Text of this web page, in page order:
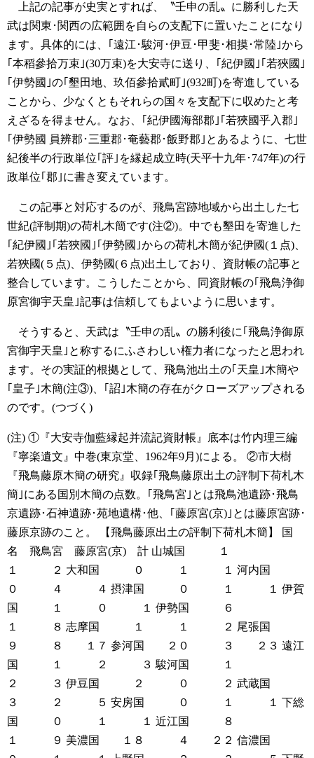
上記の記事が史実とすれば、〝壬申の乱〟に勝利した天
武は関東･関西の広範囲を自らの支配下に置いたことになり
ます。具体的には、｢遠江･駿河･伊豆･甲斐･相摸･常陸｣から
｢本稻參拾万束｣(30万束)を大安寺に送り、｢紀伊國｣｢若狹國｣
｢伊勢國｣の｢墾田地、玖佰參拾貳町｣(932町)を寄進している
ことから、少なくともそれらの国々を支配下に収めたと考
えざるを得ません。なお、｢紀伊國海部郡｣｢若狹國乎入郡｣
｢伊勢國 員辨郡･三重郡･奄藝郡･飯野郡｣とあるように、七世
紀後半の行政単位｢評｣を縁起成立時(天平十九年･747年)の行
政単位｢郡｣に書き変えています。
この記事と対応するのが、飛鳥宮跡地域から出土した七
世紀(評制期)の荷札木簡です(注②)。中でも墾田を寄進した
｢紀伊國｣｢若狹國｣｢伊勢國｣からの荷札木簡が紀伊國(１点)、
若狹國(５点)、伊勢國(６点)出土しており、資財帳の記事と
整合しています。こうしたことから、同資財帳の｢飛鳥浄御
原宮御宇天皇｣記事は信頼してもよいように思います。
そうすると、天武は〝壬申の乱〟の勝利後に｢飛鳥浄御原
宮御宇天皇｣と称するにふさわしい権力者になったと思われ
ます。その実証的根拠として、飛鳥池出土の｢天皇｣木簡や
｢皇子｣木簡(注③)、｢詔｣木簡の存在がクローズアップされる
のです。(つづく)
(注) ①『大安寺伽藍縁起并流記資財帳』底本は竹内理三編
『寧楽遺文』中巻(東京堂、1962年9月)による。
②市大樹
『飛鳥藤原木簡の研究』収録｢飛鳥藤原出土の評制下荷札木
簡｣にある国別木簡の点数。｢飛鳥宮｣とは飛鳥池遺跡･飛鳥
京遺跡･石神遺跡･苑地遺構･他、｢藤原宮(京)｣とは藤原宮跡･
藤原京跡のこと。
【飛鳥藤原出土の評制下荷札木簡】
国
名 飛鳥宮 藤原宮(京) 計 山城国 １
１ ２ 大和国 ０ １ １
河内国
０ ４ ４ 摂津国 ０ １ １
伊賀
国 １ ０ １
伊勢国 ６
１ ８ 志摩国 １ １ ２ 尾張国
９ ８ １７ 参河国 ２０ ３ ２３ 遠江
国 １ ２ ３ 駿河国 １
２ ３ 伊豆国 ２ ０ ２ 武蔵国
３ ２ ５ 安房国 ０ １ １
下総
国 ０ １ １
近江国 ８
１ ９ 美濃国 １８ ４ ２２ 信濃国